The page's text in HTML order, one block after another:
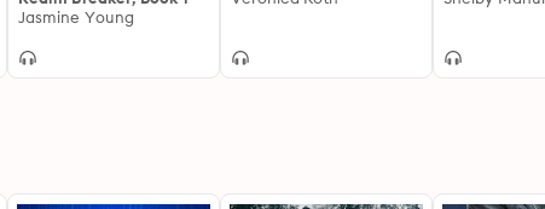
Jasmine Young